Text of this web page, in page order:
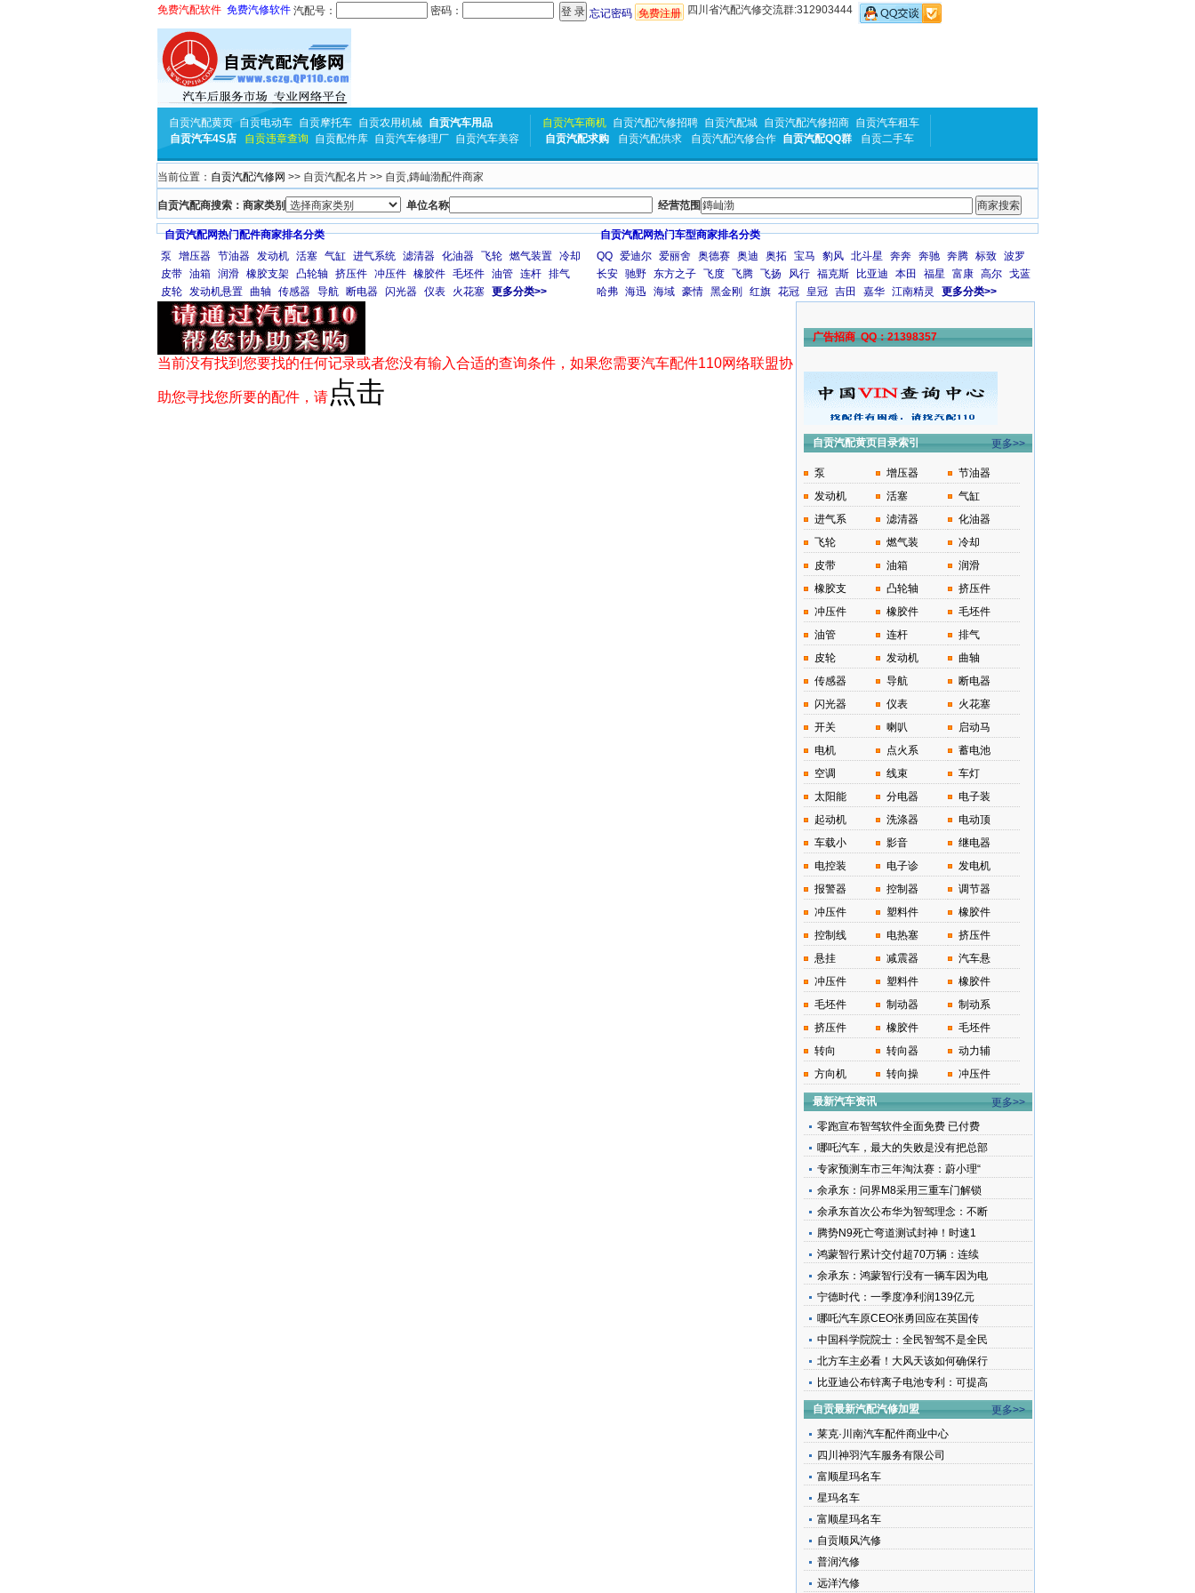
免费汽配软件 免费汽修软件 汽配号： 密码： 忘记密码 免费注册 四川省汽配汽修交流群:312903444
自贡汽配黄页 自贡电动车 自贡摩托车 自贡农用机械 自贡汽车用品
自贡汽车4S店
自贡违章查询 自贡配件库 自贡汽车修理厂 自贡汽车美容
自贡汽车商机 自贡汽配汽修招聘 自贡汽配城 自贡汽配汽修招商 自贡汽车租车
自贡汽配求购
自贡汽配供求 自贡汽配汽修合作 自贡汽配QQ群 自贡二手车
当前位置： 自贡汽配汽修网 >> 自贡汽配名片 >> 自贡,鏄屾渤配件商家
自贡汽配商搜索：商家类别 单位名称 经营范围
自贡汽配网热门配件商家排名分类
泵
增压器 节油器 发动机 活塞 气缸 进气系统 滤清器 化油器 飞轮 燃气装置 冷却
皮带 油箱 润滑 橡胶支架 凸轮轴 挤压件 冲压件 橡胶件 毛坯件 油管 连杆 排气
皮轮 发动机悬置 曲轴 传感器 导航 断电器 闪光器 仪表 火花塞 更多分类>>
自贡汽配网热门车型商家排名分类
QQ 爱迪尔 爱丽舍 奥德赛 奥迪 奥拓 宝马 豹风 北斗星 奔奔 奔驰 奔腾 标致 波罗
长安 驰野 东方之子 飞度 飞腾 飞扬 风行 福克斯 比亚迪 本田 福星 富康 高尔 戈蓝
哈弗 海迅 海域 豪情 黑金刚 红旗 花冠 皇冠 吉田 嘉华 江南精灵 更多分类>>
当前没有找到您要找的任何记录或者您没有输入合适的查询条件，如果您需要汽车配件110网络联盟协
助您寻找您所要的配件，请 点击
广告招商 QQ：21398357
自贡汽配黄页目录索引 更多>>
泵 增压器
节油器
发动机
活塞
气缸
进气系
滤清器
化油器
飞轮
燃气装
冷却
皮带
油箱
润滑
橡胶支
凸轮轴
挤压件
冲压件
橡胶件
毛坯件
油管
连杆
排气
皮轮
发动机
曲轴
传感器
导航
断电器
闪光器
仪表
火花塞
开关
喇叭
启动马
电机
点火系
蓄电池
空调
线束
车灯
太阳能
分电器
电子装
起动机
洗涤器
电动顶
车载小
影音
继电器
电控装
电子诊
发电机
报警器
控制器
调节器
冲压件
塑料件
橡胶件
控制线
电热塞
挤压件
悬挂
减震器
汽车悬
冲压件
塑料件
橡胶件
毛坯件
制动器
制动系
挤压件
橡胶件
毛坯件
转向
转向器
动力辅
方向机
转向操 冲压件
最新汽车资讯
更多>>
零跑宣布智驾软件全面免费 已付费
哪吒汽车，最大的失败是没有把总部
专家预测车市三年淘汰赛：蔚小理“
余承东：问界M8采用三重车门解锁
余承东首次公布华为智驾理念：不断
腾势N9死亡弯道测试封神！时速1
鸿蒙智行累计交付超70万辆：连续
余承东：鸿蒙智行没有一辆车因为电
宁德时代：一季度净利润139亿元
哪吒汽车原CEO张勇回应在英国传
中国科学院院士：全民智驾不是全民
北方车主必看！大风天该如何确保行
比亚迪公布锌离子电池专利：可提高
自贡最新汽配汽修加盟
更多>>
莱克·川南汽车配件商业中心
四川神羽汽车服务有限公司
富顺星玛名车
星玛名车
富顺星玛名车
自贡顺风汽修
普润汽修
远洋汽修